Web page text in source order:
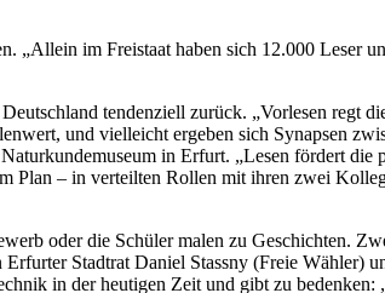
„Allein im Freistaat haben sich 12.000 Leser
tendenziell zurück. „Vorlesen regt
und vielleicht ergeben sich Synapsen
in Erfurt. „Lesen fördert die
Plan – in verteilten Rollen mit ihren zwei
oder die Schüler malen zu Geschichten.
Stadtrat Daniel Stassny (Freie Wähler)
in der heutigen Zeit und gibt zu bedenken: